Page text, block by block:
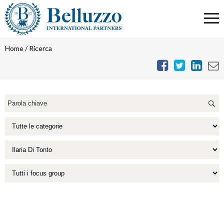
Home/Ricerca